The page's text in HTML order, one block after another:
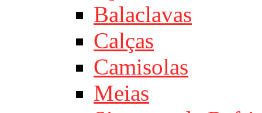
Balaclavas
Calças
Camisolas
Meias